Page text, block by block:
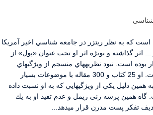
كه به نظر ريتزر در جامعه شناسي اخير آمريكا
اثر گذاشته و بويژه اثر او تحت عنوان «پول» از
بوده است. نبود نظريه­هاي منسجم از ويژگي­هاي
جامعه شناسي زيمل است. او 25 كتاب و 300 مقاله با موضوعات بسيار
همين دليل يكي از ويژگي­هايي كه به او نسبت داده
همين پرسه زني زيمل و عدم تقيد او به يك
تفكر پست مدرن قرار مي­دهد...